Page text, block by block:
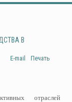
В
Печать
E-mail
отраслей